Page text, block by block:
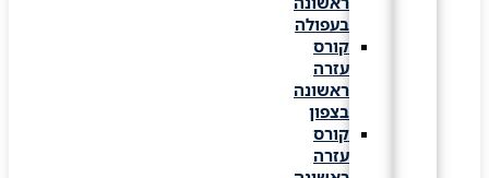
בעפולה
קורס
עזרה
ראשונה
בצפון
קורס
עזרה